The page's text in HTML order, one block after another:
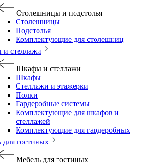
Столешницы и подстолья
Столешницы
Подстолья
Комплектующие для столешниц
стеллажи
Шкафы и стеллажи
Шкафы
Стеллажи и этажерки
Полки
Гардеробные системы
Комплектующие для шкафов и
стеллажей
Комплектующие для гардеробных
для гостиных
Мебель для гостиных